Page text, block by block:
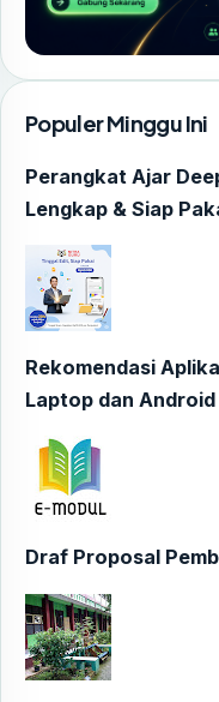
Populer Minggu Ini
Perangkat Ajar
Lengkap & Siap
Rekomendasi
Laptop dan Android
Draf Proposal